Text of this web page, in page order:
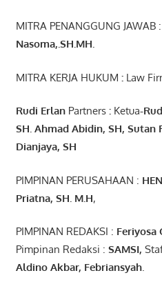
MITRA PENANGGUNG JAWAB :
Nasoma,.SH.MH.
MITRA KERJA HUKUM : Law
Rudi ErlanPartners : Ketua-
SH. Ahmad Abidin, SH, Sutan
Dianjaya, SH
PIMPINAN PERUSAHAAN :
Priatna, SH . M.H,
PIMPINAN REDAKSI : Feriyosa
Pimpinan Redaksi : SAMSI,
Aldino Akbar, Febriansyah.